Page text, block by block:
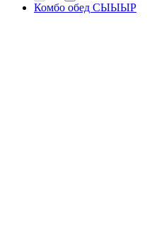
Комбо обед СЫЫЫР